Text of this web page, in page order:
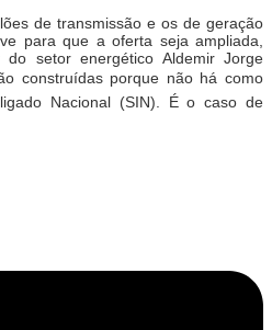
de transmissão e os de geração
para que a oferta seja ampliada,
setor energético Aldemir Jorge
construídas porque não há como
Nacional (SIN). É o caso de